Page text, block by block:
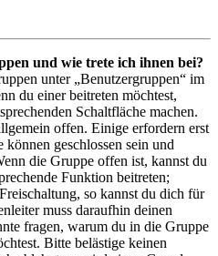
und wie trete ich ihnen bei?
unter „Benutzergruppen“ im
du einer beitreten möchtest,
Schaltfläche machen.
offen. Einige erfordern erst
können geschlossen sein und
die Gruppe offen ist, kannst du
Funktion beitreten;
so kannst du dich für
muss daraufhin deinen
fragen, warum du in die Gruppe
Bitte belästige keinen